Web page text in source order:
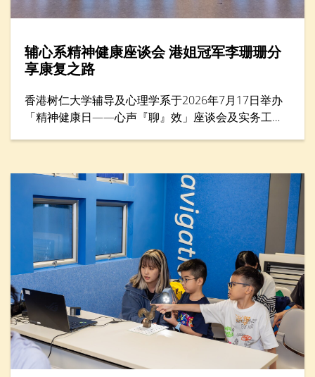
辅心系精神健康座谈会 港姐冠军李珊珊分
享康复之路
香港树仁大学辅导及心理学系于2026年7月17日举办
「精神健康日——心声『聊』效」座谈会及实务工作
女士担任主题分享嘉宾，她以惊恐症过来人的身份，
分享如何走出人生低谷。